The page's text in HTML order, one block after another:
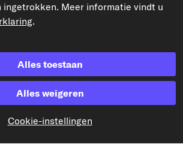
met name de volledige database, mogen niet
is ten strengste verboden de gegevens en de
de inhoud vormt een inbreuk op het auteursrecht en
ingetrokken. Meer informatie vindt u
.
Alles toestaan
Alles weigeren
Cookie-instellingen